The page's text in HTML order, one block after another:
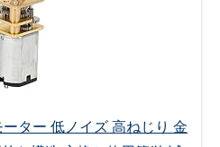
ター 低ノイズ 高ねじり 金